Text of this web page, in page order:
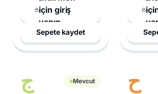
için giriş
yapın
Sepete kaydet
ج Mevcut ح